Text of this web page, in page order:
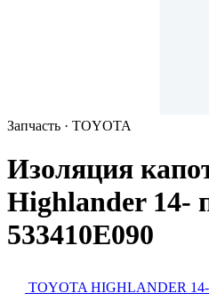
Запчасть · TOYOTA
Изоляция
Highlander 14-
533410E090
TOYOTA HIGHLANDER